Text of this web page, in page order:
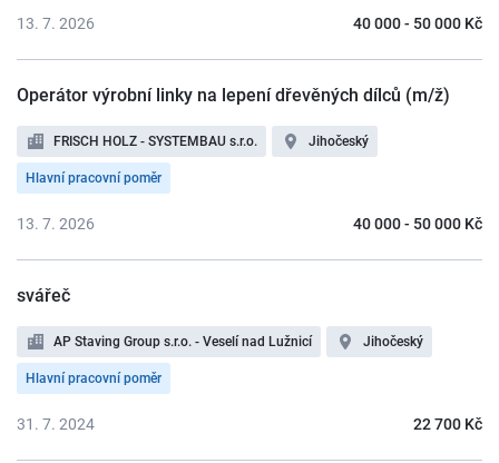
40 000 - 50 000 Kč
13. 7. 2026
Operátor výrobní linky na lepení dřevěných dílců (m/ž)
FRISCH HOLZ - SYSTEMBAU s.r.o. Jihočeský
Hlavní pracovní poměr
40 000 - 50 000 Kč
13. 7. 2026
svářeč
AP Staving Group s.r.o. - Veselí nad Lužnicí Jihočeský
Hlavní pracovní poměr
22 700 Kč
31. 7. 2024